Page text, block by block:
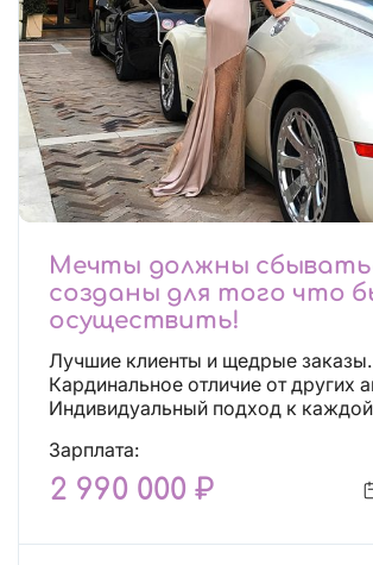
Мечты должны
созданы для того что
осуществить!
Лучшие клиенты и щедрые заказы.
Кардинальное отличие от других
Индивидуальный подход к
Зарплата:
2 990 000 ₽